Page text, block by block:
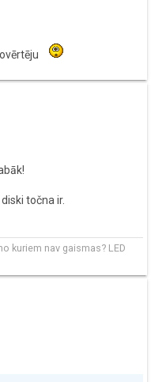
točna ir.
kuriem nav gaismas? LED